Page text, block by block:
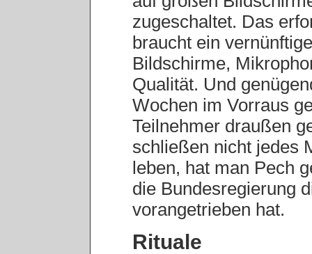
zugeschaltet. Das
braucht ein
Bildschirme,
Qualität. Und
Wochen im Vorraus
Teilnehmer draußen
schließen nicht jedes
leben, hat man Pech
die Bundesregierung
vorangetrieben hat.
Rituale